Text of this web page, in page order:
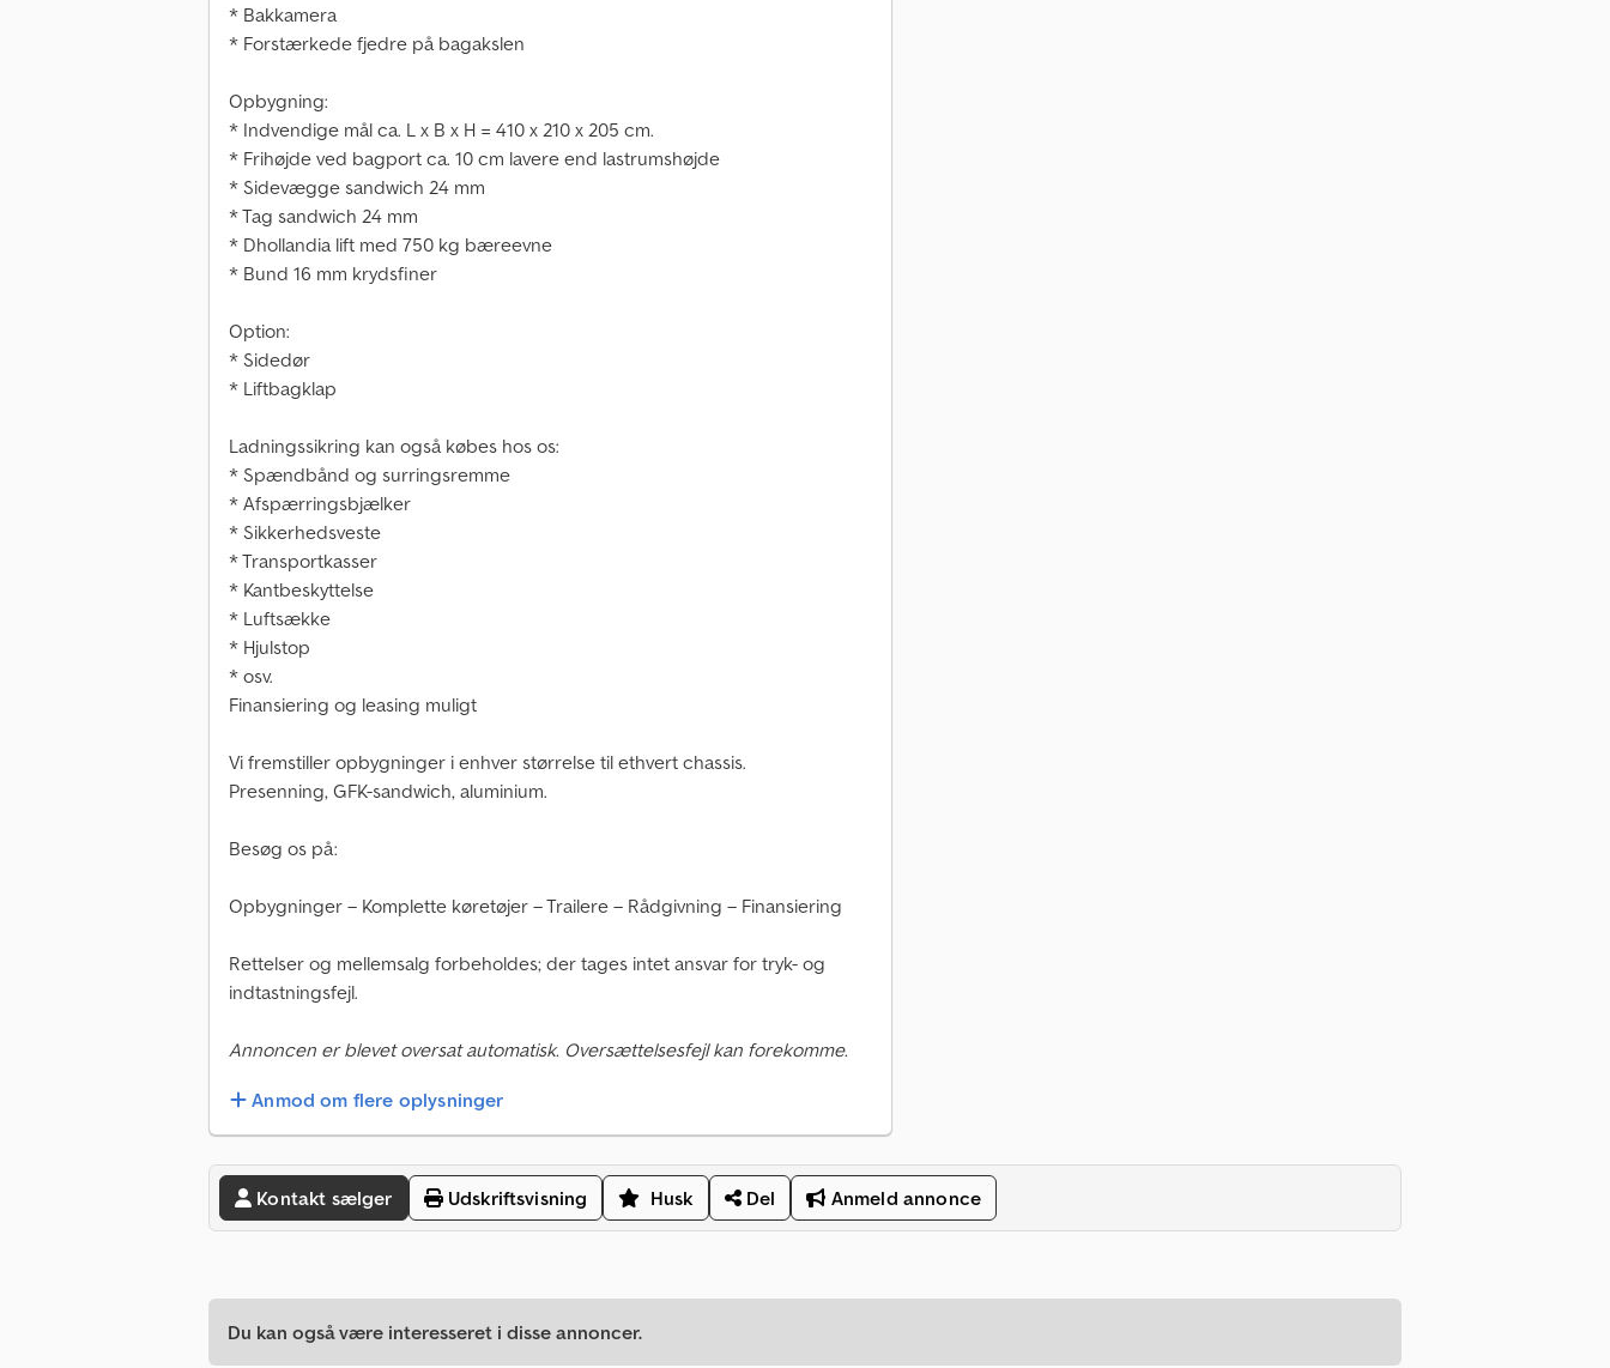
* Bakkamera
* Forstærkede fjedre på bagakslen
Opbygning:
* Indvendige mål ca. L x B x H = 410 x 210 x 205 cm.
* Frihøjde ved bagport ca. 10 cm lavere end lastrumshøjde
* Sidevægge sandwich 24 mm
* Tag sandwich 24 mm
* Dhollandia lift med 750 kg bæreevne
* Bund 16 mm krydsfiner
Option:
* Sidedør
* Liftbagklap
Ladningssikring kan også købes hos os:
* Spændbånd og surringsremme
* Afspærringsbjælker
* Sikkerhedsveste
* Transportkasser
* Kantbeskyttelse
* Luftsække
* Hjulstop
* osv.
Finansiering og leasing muligt
Vi fremstiller opbygninger i enhver størrelse til ethvert chassis.
Presenning, GFK-sandwich, aluminium.
Besøg os på:
Opbygninger – Komplette køretøjer – Trailere – Rådgivning – Finansiering
Rettelser og mellemsalg forbeholdes; der tages intet ansvar for tryk- og
indtastningsfejl.
Annoncen er blevet oversat automatisk. Oversættelsesfejl kan forekomme.
Anmod om flere oplysninger
Kontakt sælger Udskriftsvisning Husk Del Anmeld annonce
Du kan også være interesseret i disse annoncer.